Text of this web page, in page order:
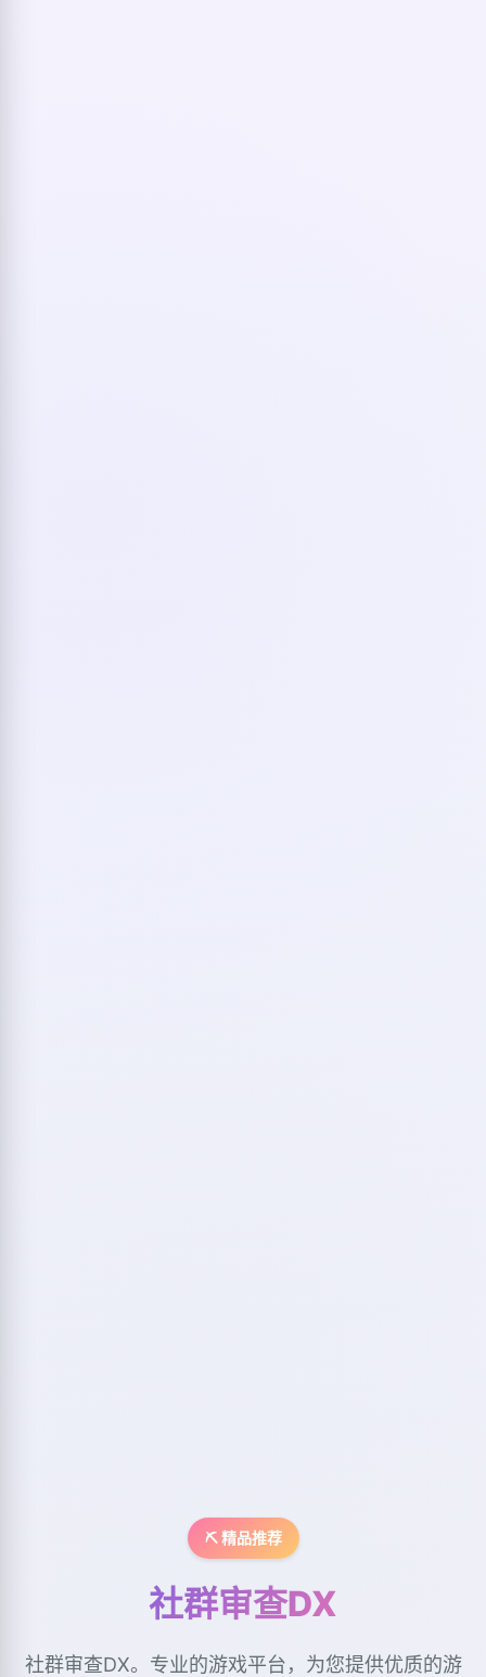
⛏️ 精品推荐
社群审查DX
社群审查DX。专业的游戏平台，为您提供优质的游